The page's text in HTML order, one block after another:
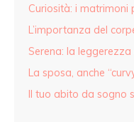
Curiosità: i matrimoni
L’importanza del
Serena: la
La sposa, anche
Il tuo abito da sogno